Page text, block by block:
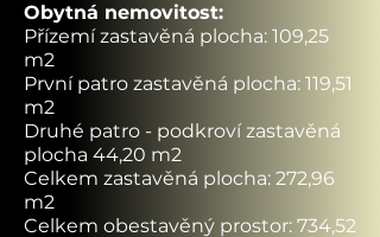
Obytná nemovitost:
Přízemí zastavěná plocha: 109,25
m2
První patro zastavěná plocha: 119,51
m2
Druhé patro - podkroví zastavěná
plocha 44,20 m2
Celkem zastavěná plocha: 272,96
m2
Celkem obestavěný prostor: 734,52